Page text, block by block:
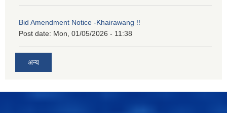
Bid Amendment Notice -Khairawang !!
Post date: Mon, 01/05/2026 - 11:38
अन्य